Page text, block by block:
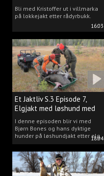
16:03
villmarka.
Bli med Kristoffer ut i villmarka
på lokkejakt etter rådyrbukk.
18:04
Et Jaktliv S.3 Episode 7,
Elgjakt med løshund med
Bjørn Bones.
I denne episoden blir vi med
Bjørn Bones og hans dyktige
hunder på løshundjakt etter elg.